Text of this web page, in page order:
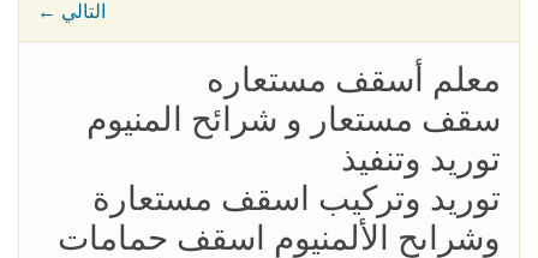
← التالي
معلم أسقف مستعاره
سقف مستعار و شرائح المنيوم
توريد وتنفيذ
توريد وتركيب اسقف مستعارة
وشراىح الألمنيوم اسقف حمامات